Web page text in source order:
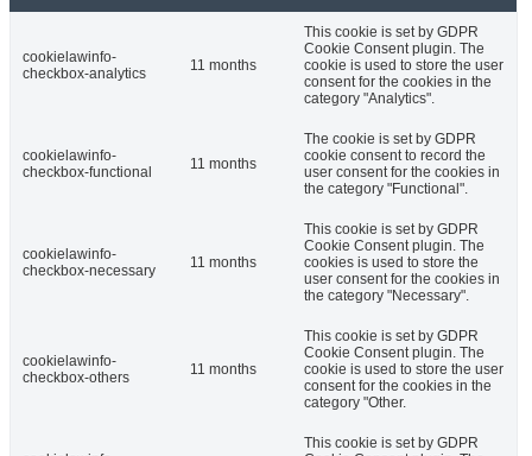
cookielawinfo-
checkbox-analytics
11 months
This cookie is set by GDPR
Cookie Consent plugin. The
cookie is used to store the user
consent for the cookies in the
category "Analytics".
cookielawinfo-
checkbox-functional
11 months
The cookie is set by GDPR
cookie consent to record the
user consent for the cookies in
the category "Functional".
cookielawinfo-
checkbox-necessary
11 months
This cookie is set by GDPR
Cookie Consent plugin. The
cookies is used to store the
user consent for the cookies in
the category "Necessary".
cookielawinfo-
checkbox-others
11 months
This cookie is set by GDPR
Cookie Consent plugin. The
cookie is used to store the user
consent for the cookies in the
category "Other.
This cookie is set by GDPR